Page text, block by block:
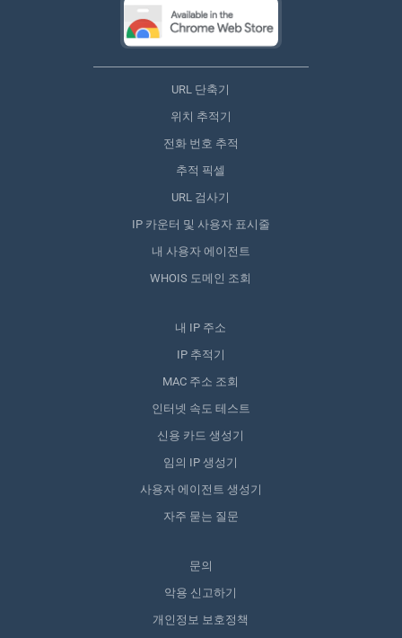
URL 단축기
위치 추적기
전화 번호 추적
추적 픽셀
URL 검사기
IP 카운터 및 사용자 표시줄
내 사용자 에이전트
WHOIS 도메인 조회
내 IP 주소
IP 추적기
MAC 주소 조회
인터넷 속도 테스트
신용 카드 생성기
임의 IP 생성기
사용자 에이전트 생성기
자주 묻는 질문
문의
악용 신고하기
개인정보 보호정책